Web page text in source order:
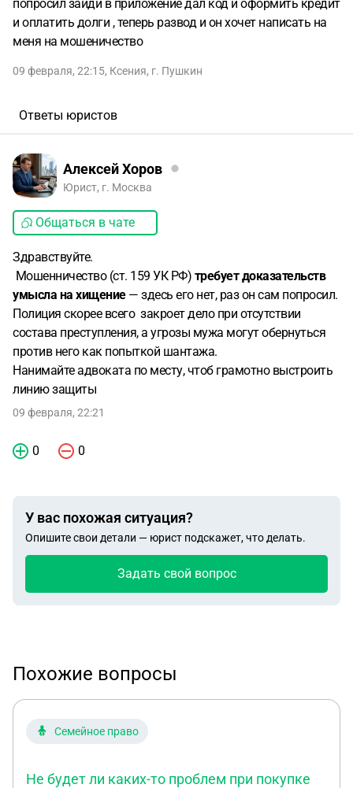
попросил зайди в приложение дал код и оформить кредит
и оплатить долги , теперь развод и он хочет написать на
меня на мошеничество
09 февраля, 22:15, Ксения, г. Пушкин
Ответы юристов
Алексей Хоров
Юрист, г. Москва
Общаться в чате
Здравствуйте.
Мошенничество (ст. 159 УК РФ) требует доказательств
умысла на хищение— здесь его нет, раз он сам попросил.
Полиция скорее всего закроет дело при отсутствии
состава преступления, а угрозы мужа могут обернуться
против него как попыткой шантажа.
Нанимайте адвоката по месту, чтоб грамотно выстроить
линию защиты
09 февраля, 22:21
0 0
У вас похожая ситуация?
Опишите свои детали — юрист подскажет, что делать.
Задать свой вопрос
Похожие вопросы
Семейное право
Не будет ли каких-то проблем при покупке